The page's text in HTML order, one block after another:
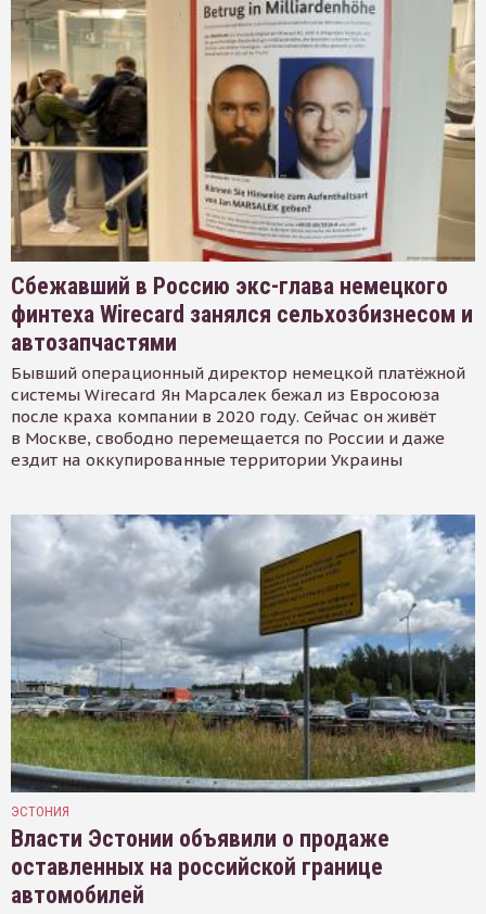
Сбежавший в Россию экс-глава немецкого
финтеха Wirecard занялся сельхозбизнесом и
автозапчастями
Бывший операционный директор немецкой платёжной
системы Wirecard Ян Марсалек бежал из Евросоюза
после краха компании в 2020 году. Сейчас он живёт
в Москве, свободно перемещается по России и даже
ездит на оккупированные территории Украины
ЭСТОНИЯ
Власти Эстонии объявили о продаже
оставленных на российской границе
автомобилей